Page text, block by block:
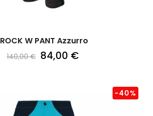
ROCK W PANT Azzurro
140,00 € 84,00 €
-40%